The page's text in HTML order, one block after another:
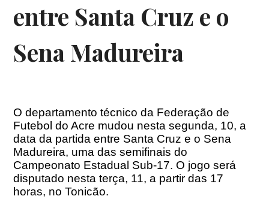
entre Santa Cruz e o
Sena Madureira
O departamento técnico da Federação de
Futebol do Acre mudou nesta segunda, 10, a
data da partida entre Santa Cruz e o Sena
Madureira, uma das semifinais do
Campeonato Estadual Sub-17. O jogo será
disputado nesta terça, 11, a partir das 17
horas, no Tonicão.